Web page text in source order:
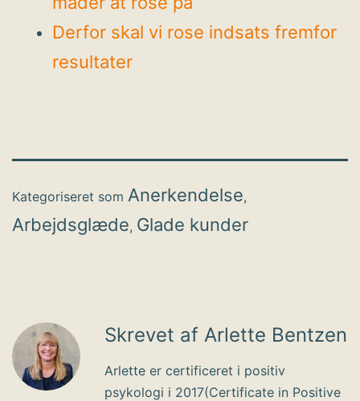
Derfor skal vi rose indsats fremfor
resultater
Kategoriseret som Anerkendelse,
Arbejdsglæde, Glade kunder
Skrevet af Arlette Bentzen
Arlette er certificeret i positiv
psykologi i 2017(Certificate in Positive